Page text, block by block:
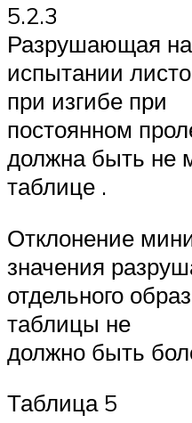
5.2.3
Разрушающая
испытании
при изгибе при
постоянном
должна быть не
таблице .
Отклонение
значения
отдельного
таблицы не
должно быть
Таблица 5